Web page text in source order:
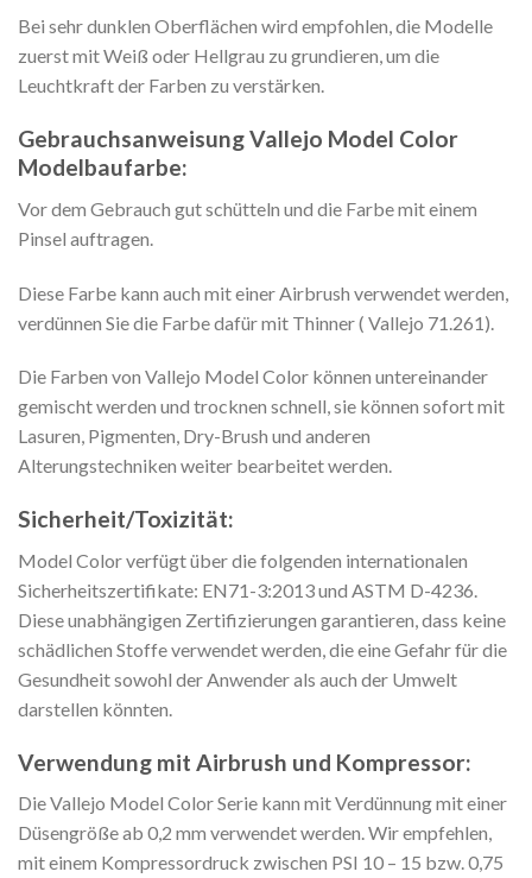
Bei sehr dunklen Oberflächen wird empfohlen, die Modelle
zuerst mit Weiß oder Hellgrau zu grundieren, um die
Leuchtkraft der Farben zu verstärken.
Gebrauchsanweisung Vallejo Model Color
Modelbaufarbe:
Vor dem Gebrauch gut schütteln und die Farbe mit einem
Pinsel auftragen.
Diese Farbe kann auch mit einer Airbrush verwendet werden,
verdünnen Sie die Farbe dafür mit Thinner ( Vallejo 71.261).
Die Farben von Vallejo Model Color können untereinander
gemischt werden und trocknen schnell, sie können sofort mit
Lasuren, Pigmenten, Dry-Brush und anderen
Alterungstechniken weiter bearbeitet werden.
Sicherheit/Toxizität:
Model Color verfügt über die folgenden internationalen
Sicherheitszertifikate: EN71-3:2013 und ASTM D-4236.
Diese unabhängigen Zertifizierungen garantieren, dass keine
schädlichen Stoffe verwendet werden, die eine Gefahr für die
Gesundheit sowohl der Anwender als auch der Umwelt
darstellen könnten.
Verwendung mit Airbrush und Kompressor:
Die Vallejo Model Color Serie kann mit Verdünnung mit einer
Düsengröße ab 0,2 mm verwendet werden. Wir empfehlen,
mit einem Kompressordruck zwischen PSI 10 – 15 bzw. 0,75